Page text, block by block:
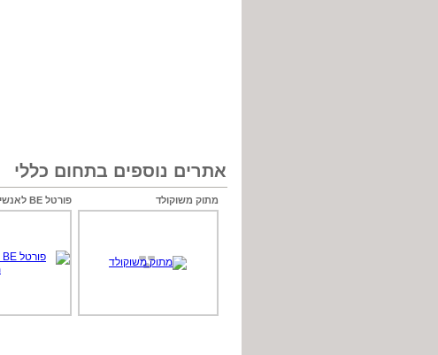
אתרים נוספים בתחום כללי
מתוק משוקולד פורטל BE לאנשים עם צרכים מיוחדים